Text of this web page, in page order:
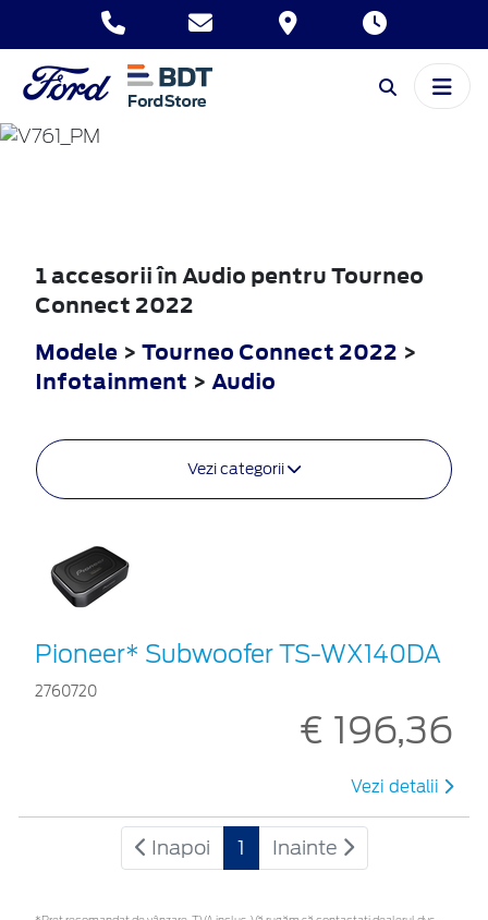
TOURNEO
CONNECT
1 accesorii în Audio pentru Tourneo
Connect 2022
Modele > Tourneo Connect 2022 >
Infotainment > Audio
Vezi categorii
Pioneer* Subwoofer TS-WX140DA
2760720
€ 196,36
Vezi detalii
Inapoi 1 Inainte